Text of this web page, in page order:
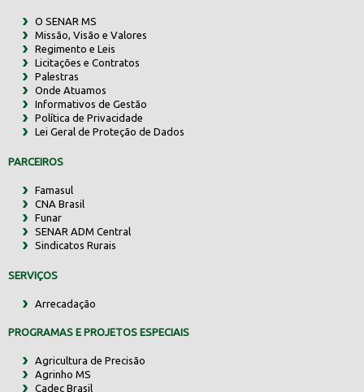
O SENAR MS
Missão, Visão e Valores
Regimento e Leis
Licitações e Contratos
Palestras
Onde Atuamos
Informativos de Gestão
Política de Privacidade
Lei Geral de Proteção de Dados
PARCEIROS
Famasul
CNA Brasil
Funar
SENAR ADM Central
Sindicatos Rurais
SERVIÇOS
Arrecadação
PROGRAMAS E PROJETOS ESPECIAIS
Agricultura de Precisão
Agrinho MS
Cadec Brasil